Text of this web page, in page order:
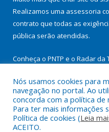
Realizamos uma assessoria
contrato que todas as
pública serão atendidas.
Conheça o PNTP e o Radar da
Todos os direitos
Nós usamos cookies para
navegação no portal. Ao
concorda com a política
Para ter mais informações
Política de cookies (Leia
ACEITO.